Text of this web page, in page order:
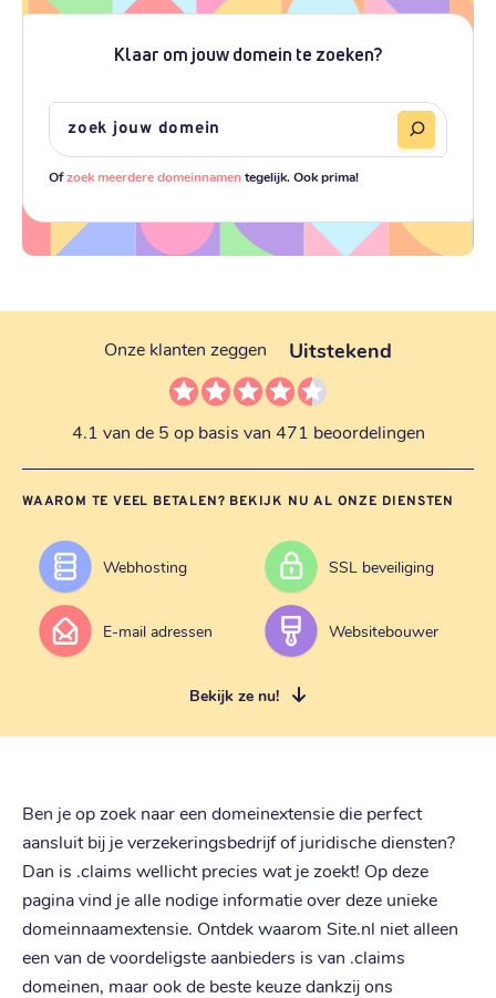
Klaar om jouw domein te zoeken?
Ofzoek meerdere domeinnamentegelijk. Ook prima!
Onze klanten zeggen Uitstekend
4.1 van de 5 op basis van 471 beoordelingen
WAAROM TE VEEL BETALEN? BEKIJK NU AL ONZE DIENSTEN
Webhosting SSL beveiliging
E-mail adressen Websitebouwer
Bekijk ze nu!
Ben je op zoek naar een domeinextensie die perfect
aansluit bij je verzekeringsbedrijf of juridische diensten?
Dan is .claims wellicht precies wat je zoekt! Op deze
pagina vind je alle nodige informatie over deze unieke
domeinnaamextensie. Ontdek waarom Site.nl niet alleen
een van de voordeligste aanbieders is van .claims
domeinen, maar ook de beste keuze dankzij ons